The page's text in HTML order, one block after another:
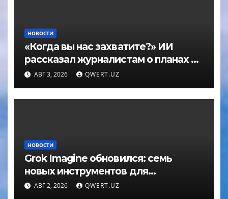
НОВОСТИ
«Когда вы нас захватите?» ИИ
рассказал журналистам о планах по
покорению мира в большом
АВГ 3, 2026 QWERT.UZ
НОВОСТИ
Grok Imagine обновился: семь
новых инструментов для
редактирования фото
АВГ 2, 2026 QWERT.UZ